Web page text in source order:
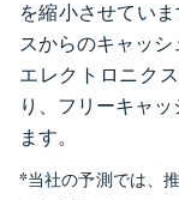
を縮小させてい
スからのキャッ
エレクトロニク
り、フリーキャ
ます。
*当社の予測では、